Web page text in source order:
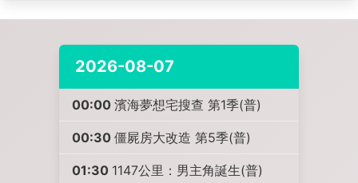
2026-08-07
00:00 濱海夢想宅搜查 第1季(普)
00:30 僵屍房大改造 第5季(普)
01:30 1147公里：男主角誕生(普)